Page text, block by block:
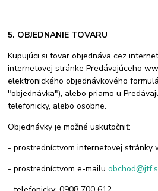
5. OBJEDNANIE TOVARU
Kupujúci si tovar objednáva cez
internetovej stránke Predávajúceho
elektronického objednávkového
"objednávka"), alebo priamo u
telefonicky, alebo osobne.
Objednávky je možné uskutočniť:
- prostredníctvom internetovej stránky
- prostredníctvom e-mailu